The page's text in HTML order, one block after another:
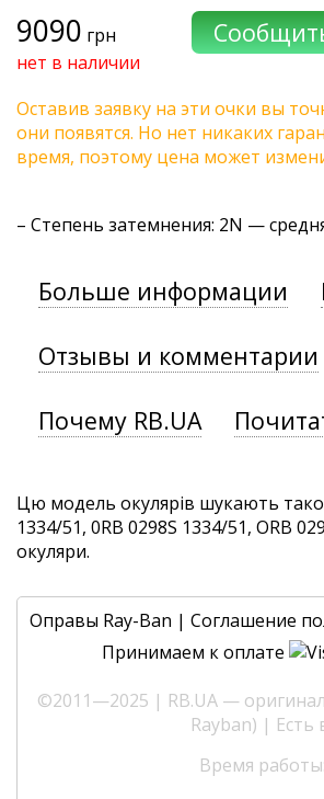
9090 грн
нет в наличии
Оставив заявку на эти очки вы
они появятся. Но нет никаких
время, поэтому цена может
– Степень затемнения: 2N —
Больше информации
Отзывы и комментарии
Почему RB.UA
Цю модель окулярів шукають
1334/51, 0RB 0298S 1334/51, ORB
окуляри.
Оправы Ray-Ban | Соглашение
Принимаем к оплате
©2011—2025 | RB.UA —
Rayban) |
Время